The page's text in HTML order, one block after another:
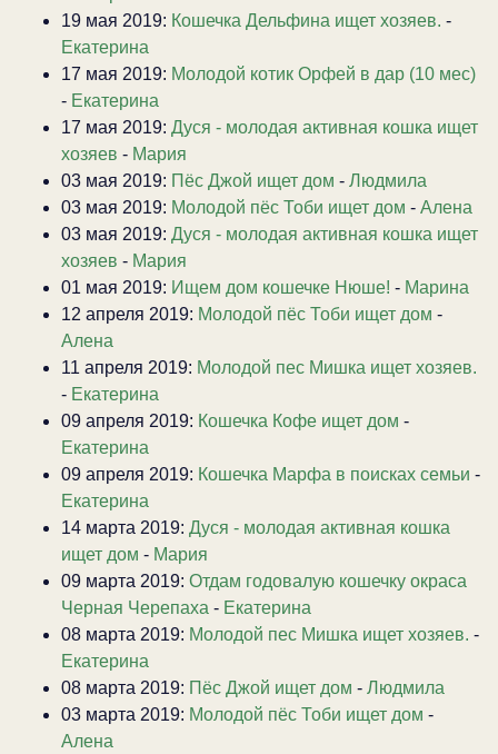
19 мая 2019: Кошечка Дельфина ищет хозяев. -
Екатерина
17 мая 2019: Молодой котик Орфей в дар (10 мес)
- Екатерина
17 мая 2019: Дуся - молодая активная кошка ищет
хозяев - Мария
03 мая 2019: Пёс Джой ищет дом - Людмила
03 мая 2019: Молодой пёс Тоби ищет дом - Алена
03 мая 2019: Дуся - молодая активная кошка ищет
хозяев - Мария
01 мая 2019: Ищем дом кошечке Нюше! - Марина
12 апреля 2019: Молодой пёс Тоби ищет дом -
Алена
11 апреля 2019: Молодой пес Мишка ищет хозяев.
- Екатерина
09 апреля 2019: Кошечка Кофе ищет дом -
Екатерина
09 апреля 2019: Кошечка Марфа в поисках семьи -
Екатерина
14 марта 2019: Дуся - молодая активная кошка
ищет дом - Мария
09 марта 2019: Отдам годовалую кошечку окраса
Черная Черепаха - Екатерина
08 марта 2019: Молодой пес Мишка ищет хозяев. -
Екатерина
08 марта 2019: Пёс Джой ищет дом - Людмила
03 марта 2019: Молодой пёс Тоби ищет дом -
Алена